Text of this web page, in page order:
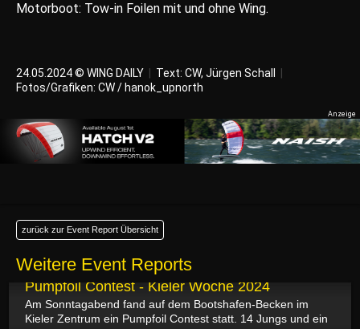
Motorboot: Tow-in Foilen mit und ohne Wing.
24.05.2024 © WING DAILY Text: CW, Jürgen Schall
Fotos/Grafiken: CW / hanok_upnorth
Weitere Event Reports
zurück zur Event Report Übersicht
26.06.2024
Pumpfoil Contest - Kieler Woche 2024
Am Sonntagabend fand auf dem Bootshafen-Becken im
Kieler Zentrum ein Pumpfoil Contest statt. 14 Jungs und ein